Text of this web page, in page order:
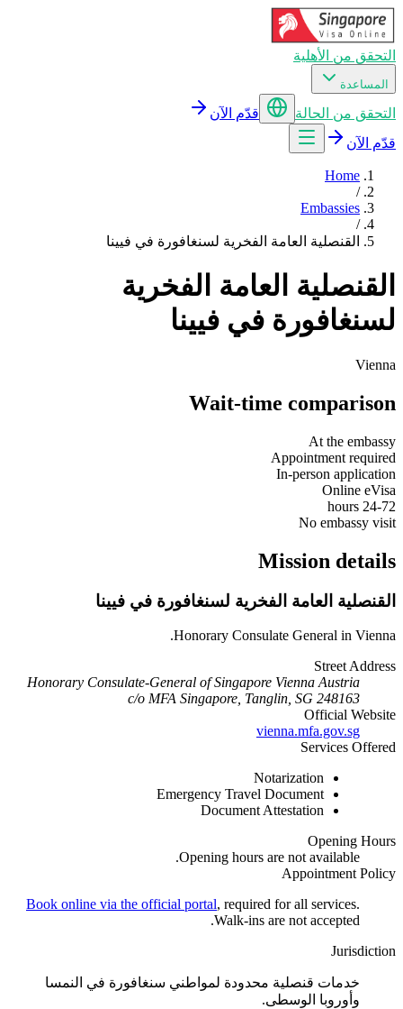
التحقق من الأهلية
المساعدة
التحقق من الحالة
قدّم الآن
قدّم الآن
Home
/
Embassies
/
القنصلية العامة الفخرية لسنغافورة في فيينا
القنصلية العامة الفخرية
لسنغافورة في فيينا
Vienna
Wait-time comparison
At the embassy
Appointment required
In-person application
Online eVisa
24-72 hours
No embassy visit
Mission details
القنصلية العامة الفخرية لسنغافورة في فيينا
Honorary Consulate General in Vienna.
Street Address
Honorary Consulate-General of Singapore Vienna Austria
c/o MFA Singapore, Tanglin, SG 248163
Official Website
vienna.mfa.gov.sg
Services Offered
Notarization
Emergency Travel Document
Document Attestation
Opening Hours
Opening hours are not available.
Appointment Policy
Book online via the official portal, required for all services.
Walk-ins are not accepted
.
Jurisdiction
خدمات قنصلية محدودة لمواطني سنغافورة في النمسا
وأوروبا الوسطى.